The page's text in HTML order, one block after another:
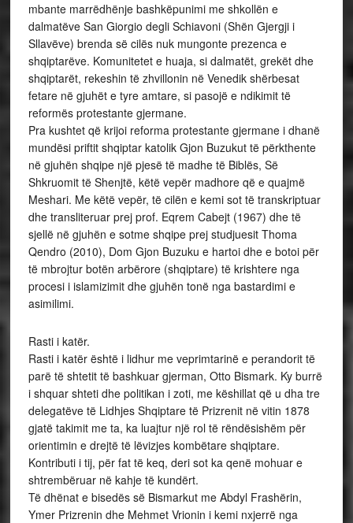
mbante marrëdhënje bashkëpunimi me shkollën e
dalmatëve San Giorgio degli Schiavoni (Shën Gjergji i
Sllavëve) brenda së cilës nuk mungonte prezenca e
shqiptarëve. Komunitetet e huaja, si dalmatët, grekët dhe
shqiptarët, rekeshin të zhvillonin në Venedik shërbesat
fetare në gjuhët e tyre amtare, si pasojë e ndikimit të
reformës protestante gjermane.
Pra kushtet që krijoi reforma protestante gjermane i dhanë
mundësi priftit shqiptar katolik Gjon Buzukut të përkthente
në gjuhën shqipe një pjesë të madhe të Biblës, Së
Shkruomit të Shenjtë, këtë vepër madhore që e quajmë
Meshari. Me këtë vepër, të cilën e kemi sot të transkriptuar
dhe transliteruar prej prof. Eqrem Cabejt (1967) dhe të
sjellë në gjuhën e sotme shqipe prej studjuesit Thoma
Qendro (2010), Dom Gjon Buzuku e hartoi dhe e botoi për
të mbrojtur botën arbërore (shqiptare) të krishtere nga
procesi i islamizimit dhe gjuhën tonë nga bastardimi e
asimilimi.
Rasti i katër.
Rasti i katër është i lidhur me veprimtarinë e perandorit të
parë të shtetit të bashkuar gjerman, Otto Bismark. Ky burrë
i shquar shteti dhe politikan i zoti, me këshillat që u dha tre
delegatëve të Lidhjes Shqiptare të Prizrenit në vitin 1878
gjatë takimit me ta, ka luajtur një rol të rëndësishëm për
orientimin e drejtë të lëvizjes kombëtare shqiptare.
Kontributi i tij, për fat të keq, deri sot ka qenë mohuar e
shtrembëruar në kahje të kundërt.
Të dhënat e bisedës së Bismarkut me Abdyl Frashërin,
Ymer Prizrenin dhe Mehmet Vrionin i kemi nxjerrë nga